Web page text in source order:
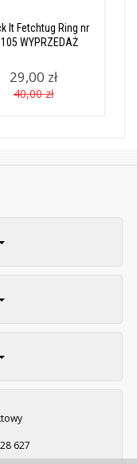
It Fetchtug Ring nr
WYPRZEDAŻ
29,00 zł
40,00 zł
627